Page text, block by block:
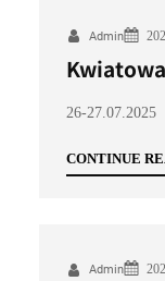
Admin
26-27.07.2025
CONTINUE
Admin